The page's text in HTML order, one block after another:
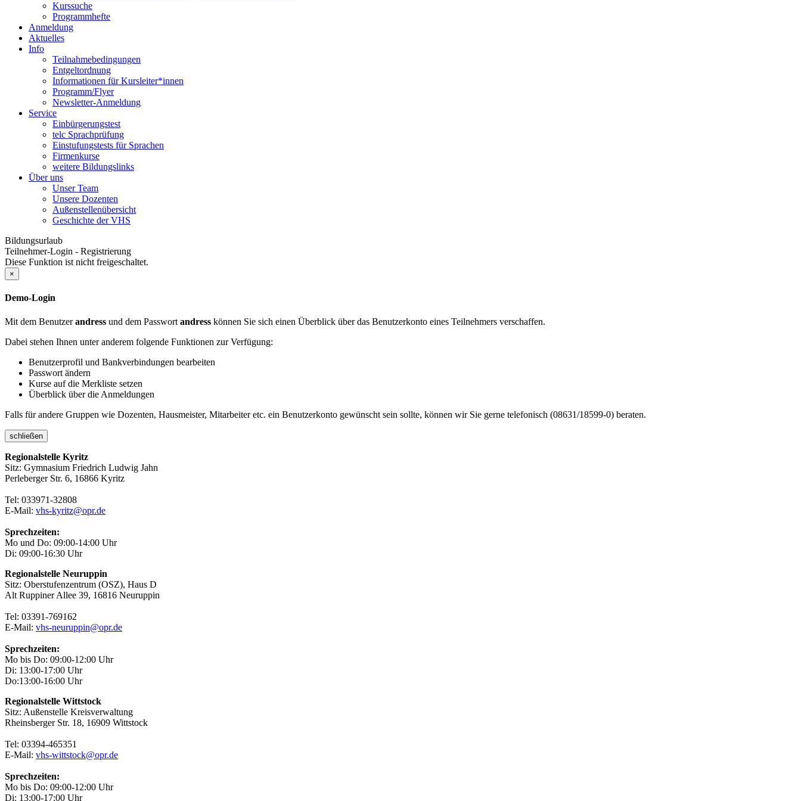
Kurssuche
Programmhefte
Anmeldung
Aktuelles
Info
Teilnahmebedingungen
Entgeltordnung
Informationen für Kursleiter*innen
Programm/Flyer
Newsletter-Anmeldung
Service
Einbürgerungstest
telc Sprachprüfung
Einstufungstests für Sprachen
Firmenkurse
weitere Bildungslinks
Über uns
Unser Team
Unsere Dozenten
Außenstellenübersicht
Geschichte der VHS
Bildungsurlaub
Teilnehmer-Login - Registrierung
Diese Funktion ist nicht freigeschaltet.
×
Demo-Login
Mit dem Benutzerandress und dem Passwort andress können Sie sich einen Überblick über das Benutzerkonto eines Teilnehmers verschaffen.
Dabei stehen Ihnen unter anderem folgende Funktionen zur Verfügung:
Benutzerprofil und Bankverbindungen bearbeiten
Passwort ändern
Kurse auf die Merkliste setzen
Überblick über die Anmeldungen
Falls für andere Gruppen wie Dozenten, Hausmeister, Mitarbeiter etc. ein Benutzerkonto gewünscht sein sollte, können wir Sie gerne telefonisch (08631/18599-0) beraten.
schließen
Regionalstelle Kyritz
Sitz: Gymnasium Friedrich Ludwig Jahn
Perleberger Str. 6, 16866 Kyritz
Tel: 033971-32808
E-Mail: vhs-kyritz@opr.de
Sprechzeiten:
Mo und Do: 09:00-14:00 Uhr
Di: 09:00-16:30 Uhr
Regionalstelle Neuruppin
Sitz: Oberstufenzentrum (OSZ), Haus D
Alt Ruppiner Allee 39, 16816 Neuruppin
Tel: 03391-769162
E-Mail: vhs-neuruppin@opr.de
Sprechzeiten:
Mo bis Do: 09:00-12:00 Uhr
Di: 13:00-17:00 Uhr
Do:13:00-16:00 Uhr
Regionalstelle Wittstock
Sitz: Außenstelle Kreisverwaltung
Rheinsberger Str. 18, 16909 Wittstock
Tel: 03394-465351
E-Mail: vhs-wittstock@opr.de
Sprechzeiten:
Mo bis Do: 09:00-12:00 Uhr
Di: 13:00-17:00 Uhr